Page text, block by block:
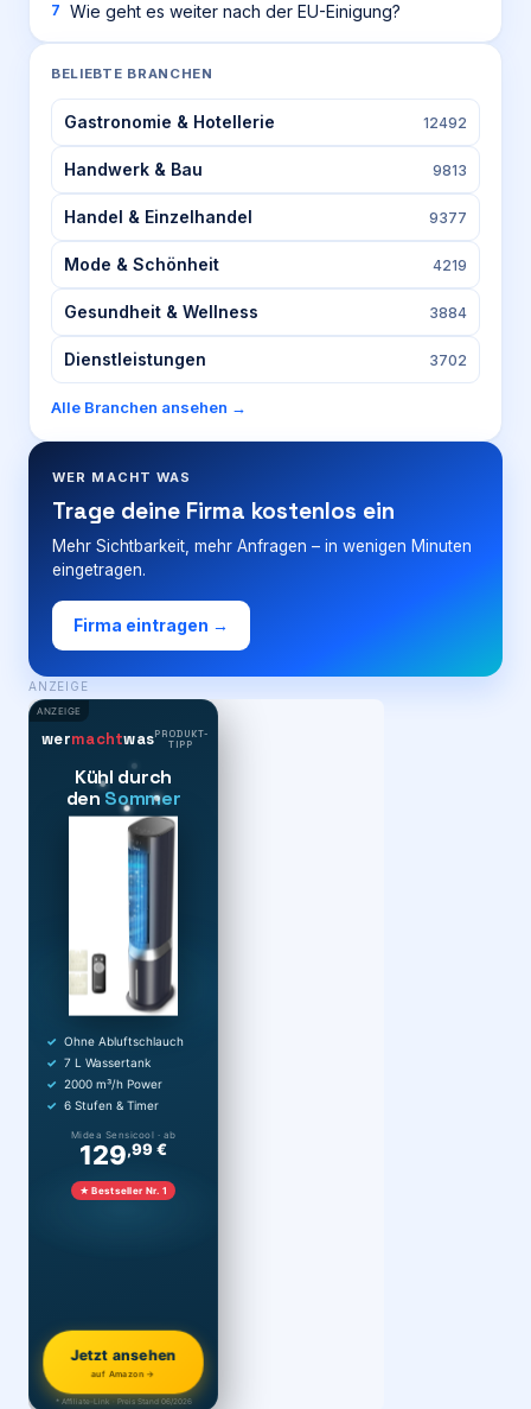
Wie geht es weiter nach der EU-Einigung?
BELIEBTE BRANCHEN
Gastronomie & Hotellerie 12492
Handwerk & Bau 9813
Handel & Einzelhandel 9377
Mode & Schönheit 4219
Gesundheit & Wellness 3884
Dienstleistungen 3702
Alle Branchen ansehen →
WER MACHT WAS
Trage deine Firma kostenlos ein
Mehr Sichtbarkeit, mehr Anfragen – in wenigen Minuten
eingetragen.
Firma eintragen →
ANZEIGE
ANZEIGE
wermachtwasPRODUKT-
TIPP
Kühl durch
den Sommer
Ohne Abluftschlauch
7 L Wassertank
2000 m³/h Power
6 Stufen & Timer
Midea Sensicool · ab
129,99 €
★ Bestseller Nr. 1
Jetzt ansehen
auf Amazon →
* Affiliate-Link · Preis Stand 06/2026